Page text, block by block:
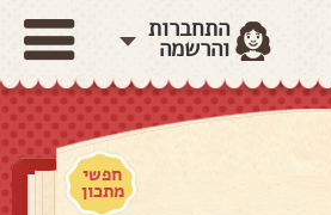
התחברות
והרשמה
חפשי
מתכון